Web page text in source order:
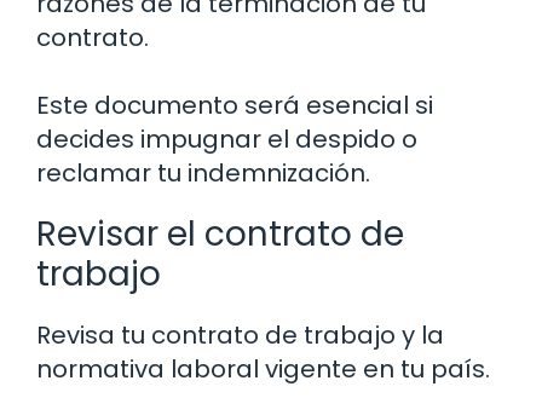
contrato.
Este documento será esencial si
decides impugnar el despido o
reclamar tu indemnización.
Revisar el contrato de
trabajo
Revisa tu contrato de trabajo y la
normativa laboral vigente en tu país.